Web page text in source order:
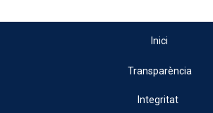
Inici
Transparència
Integritat